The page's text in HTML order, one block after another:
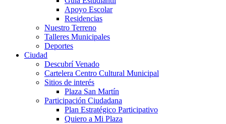
Apoyo Escolar
Residencias
Nuestro Terreno
Talleres Municipales
Deportes
Ciudad
Descubrí Venado
Cartelera Centro Cultural Municipal
Sitios de interés
Plaza San Martín
Participación Ciudadana
Plan Estratégico Participativo
Quiero a Mi Plaza